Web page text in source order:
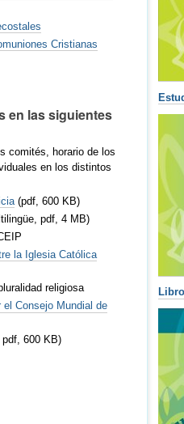
Cristianas
en las siguientes
comités, horario de los
en los distintos
(pdf, 600 KB)
pdf, 4 MB)
la Iglesia Católica
religiosa
Consejo Mundial de
pdf, 600 KB)